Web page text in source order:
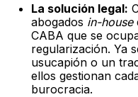
La solución legal:
abogados in-house
CABA que se
regularización. Ya
usucapión o un
ellos gestionan
burocracia.